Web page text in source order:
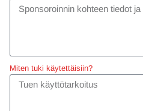
Miten tuki käytettäisiin?